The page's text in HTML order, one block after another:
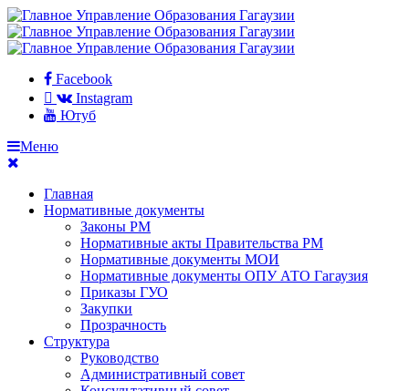
Facebook
Instagram
Ютуб
Меню
Главная
Нормативные документы
Законы РМ
Нормативные акты Правительства РМ
Нормативные документы МОИ
Нормативные документы ОПУ АТО Гагаузия
Приказы ГУО
Закупки
Прозрачность
Структура
Руководство
Административный совет